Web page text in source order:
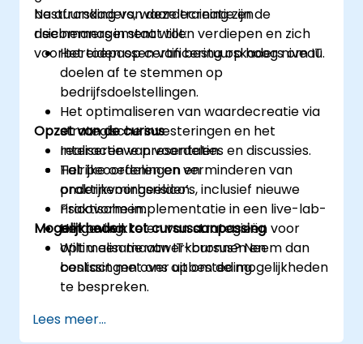
bestuurskaders, waardecreatie en
risicomanagement willen verdiepen en zich
voorbereiden op certificering op hoog niveau.
Na afronding van deze training zijn de
deelnemers in staat tot:
Het toepassen van bestuurskaders om IT
doelen af te stemmen op
bedrijfsdoelstellingen.
Het optimaliseren van waardecreatie via
strategische investeringen en het
realiseren van voordelen.
Het beoordelen en verminderen van
ondernemingsrisico’s, inclusief nieuwe
risicovormen.
Het ontwikkelen van strategieën voor
optimalisatie van IT-bronnen en
beslissingen over uitbesteding.
Opzet van de cursus
Interactieve presentaties en discussies.
Talrijke oefeningen en
praktijkvoorbeelden.
Praktische implementatie in een live-lab-
omgeving.
Mogelijkheden tot cursusaanpassing
Wilt u een maatwerkcursus? Neem dan
contact met ons op om de mogelijkheden
te bespreken.
Lees meer...